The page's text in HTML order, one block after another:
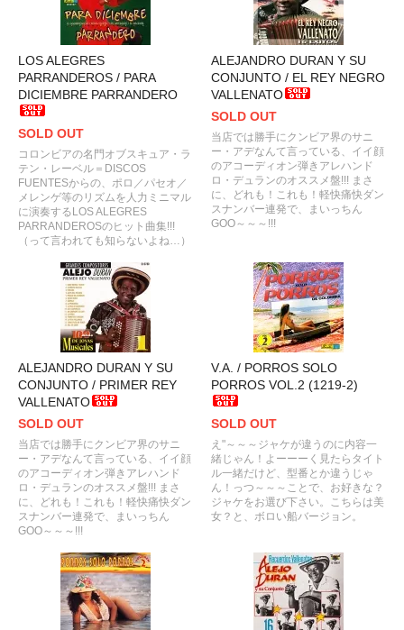
LOS ALEGRES
PARRANDEROS / PARA
DICIEMBRE PARRANDERO
SOLD OUT
コロンビアの名門オブスキュア・ラ
テン・レーベル＝DISCOS
FUENTESからの、ポロ／パセオ／
メレンゲ等のリズムを人力ミニマル
に演奏するLOS ALEGRES
PARRANDEROSのヒット曲集!!!
（って言われても知らないよね…）
ALEJANDRO DURAN Y SU
CONJUNTO / EL REY NEGRO
VALLENATO
SOLD OUT
当店では勝手にクンビア界のサニ
ー・アデなんて言っている、イイ顔
のアコーディオン弾きアレハンド
ロ・デュランのオススメ盤!!! まさ
に、どれも！これも！軽快痛快ダン
スナンバー連発で、まいっちん
GOO～～～!!!
ALEJANDRO DURAN Y SU
CONJUNTO / PRIMER REY
VALLENATO
SOLD OUT
当店では勝手にクンビア界のサニ
ー・アデなんて言っている、イイ顔
のアコーディオン弾きアレハンド
ロ・デュランのオススメ盤!!! まさ
に、どれも！これも！軽快痛快ダン
スナンバー連発で、まいっちん
GOO～～～!!!
V.A. / PORROS SOLO
PORROS VOL.2 (1219-2)
SOLD OUT
え"～～～ジャケが違うのに内容一
緒じゃん！よーーーく見たらタイト
ル一緒だけど、型番とか違うじゃ
ん！っつ～～～ことで、お好きな？
ジャケをお選び下さい。こちらは美
女？と、ボロい船バージョン。